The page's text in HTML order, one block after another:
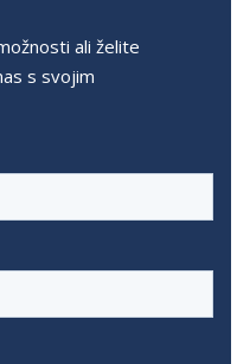
ali želite
s svojim